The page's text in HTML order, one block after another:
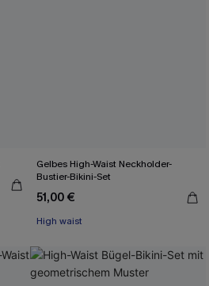
Gelbes High-Waist Neckholder-
Bustier-Bikini-Set
51,00 €
High waist